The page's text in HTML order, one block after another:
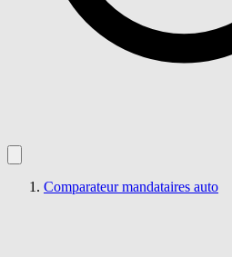
Comparateur mandataires auto